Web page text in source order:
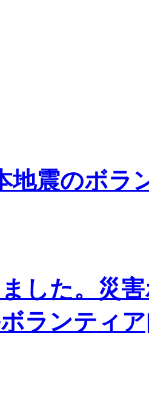
地震のボラ
した。災
ランティ